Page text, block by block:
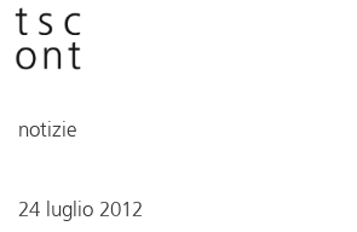
notizie
24 luglio 2012